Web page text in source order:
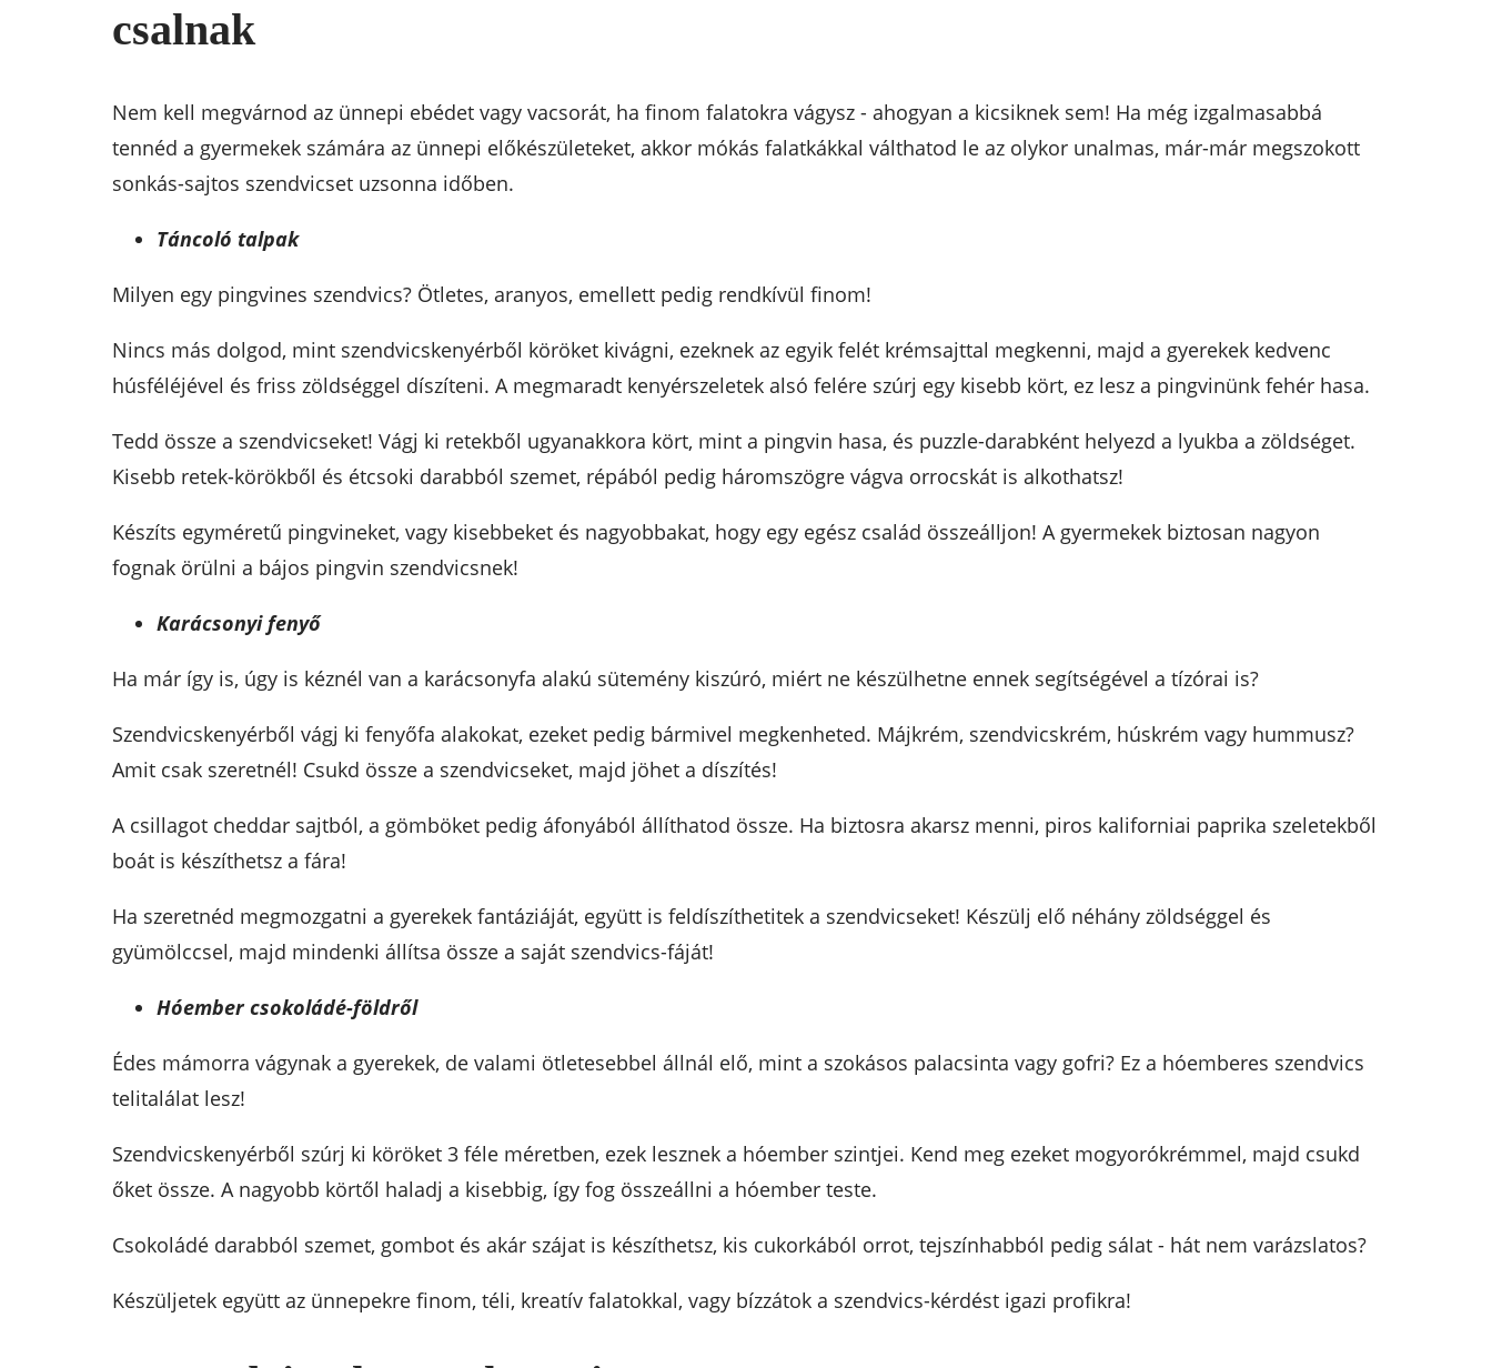
csalnak
Nem kell megvárnod az ünnepi ebédet vagy vacsorát, ha finom falatokra vágysz - ahogyan a kicsiknek sem! Ha még izgalmasabbá
tennéd a gyermekek számára az ünnepi előkészületeket, akkor mókás falatkákkal válthatod le az olykor unalmas, már-már megszokott
sonkás-sajtos szendvicset uzsonna időben.
Táncoló talpak
Milyen egy pingvines szendvics? Ötletes, aranyos, emellett pedig rendkívül finom!
Nincs más dolgod, mint szendvicskenyérből köröket kivágni, ezeknek az egyik felét krémsajttal megkenni, majd a gyerekek kedvenc
húsféléjével és friss zöldséggel díszíteni. A megmaradt kenyérszeletek alsó felére szúrj egy kisebb kört, ez lesz a pingvinünk fehér hasa.
Tedd össze a szendvicseket! Vágj ki retekből ugyanakkora kört, mint a pingvin hasa, és puzzle-darabként helyezd a lyukba a zöldséget.
Kisebb retek-körökből és étcsoki darabból szemet, répából pedig háromszögre vágva orrocskát is alkothatsz!
Készíts egyméretű pingvineket, vagy kisebbeket és nagyobbakat, hogy egy egész család összeálljon! A gyermekek biztosan nagyon
fognak örülni a bájos pingvin szendvicsnek!
Karácsonyi fenyő
Ha már így is, úgy is kéznél van a karácsonyfa alakú sütemény kiszúró, miért ne készülhetne ennek segítségével a tízórai is?
Szendvicskenyérből vágj ki fenyőfa alakokat, ezeket pedig bármivel megkenheted. Májkrém, szendvicskrém, húskrém vagy hummusz?
Amit csak szeretnél! Csukd össze a szendvicseket, majd jöhet a díszítés!
A csillagot cheddar sajtból, a gömböket pedig áfonyából állíthatod össze. Ha biztosra akarsz menni, piros kaliforniai paprika szeletekből
boát is készíthetsz a fára!
Ha szeretnéd megmozgatni a gyerekek fantáziáját, együtt is feldíszíthetitek a szendvicseket! Készülj elő néhány zöldséggel és
gyümölccsel, majd mindenki állítsa össze a saját szendvics-fáját!
Hóember csokoládé-földről
Édes mámorra vágynak a gyerekek, de valami ötletesebbel állnál elő, mint a szokásos palacsinta vagy gofri? Ez a hóemberes szendvics
telitalálat lesz!
Szendvicskenyérből szúrj ki köröket 3 féle méretben, ezek lesznek a hóember szintjei. Kend meg ezeket mogyorókrémmel, majd csukd
őket össze. A nagyobb körtől haladj a kisebbig, így fog összeállni a hóember teste.
Csokoládé darabból szemet, gombot és akár szájat is készíthetsz, kis cukorkából orrot, tejszínhabból pedig sálat - hát nem varázslatos?
Készüljetek együtt az ünnepekre finom, téli, kreatív falatokkal, vagy bízzátok a szendvics-kérdést igazi profikra!